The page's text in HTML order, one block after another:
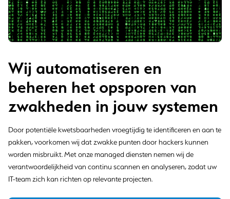
Wij automatiseren en
beheren het opsporen van
zwakheden in jouw systemen
Door potentiële kwetsbaarheden vroegtijdig te identificeren en aan te
pakken, voorkomen wij dat zwakke punten door hackers kunnen
worden misbruikt. Met onze managed diensten nemen wij de
verantwoordelijkheid van continu scannen en analyseren, zodat uw
IT-team zich kan richten op relevante projecten.